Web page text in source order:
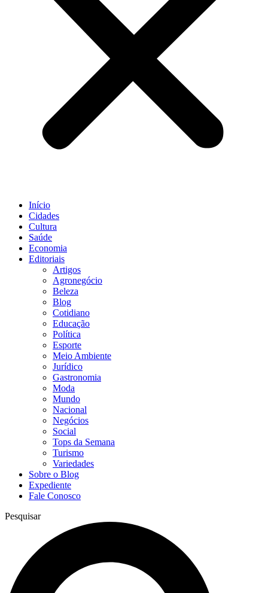
Início
Cidades
Cultura
Saúde
Economia
Editoriais
Artigos
Agronegócio
Beleza
Blog
Cotidiano
Educação
Política
Esporte
Meio Ambiente
Jurídico
Gastronomia
Moda
Mundo
Nacional
Negócios
Social
Tops da Semana
Turismo
Variedades
Sobre o Blog
Expediente
Fale Conosco
Pesquisar